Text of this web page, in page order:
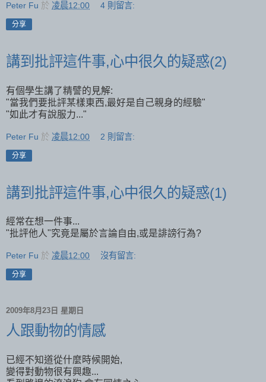
Peter Fu 於 凌晨12:00 4 則留言:
分享
講到批評這件事,心中很久的疑惑(2)
有個學生講了精譬的見解:
"當我們要批評某樣東西,最好是自己親身的經驗"
"如此才有說服力..."
Peter Fu 於 凌晨12:00 2 則留言:
分享
講到批評這件事,心中很久的疑惑(1)
經常在想一件事...
"批評他人"究竟是屬於言論自由,或是誹謗行為?
Peter Fu 於 凌晨12:00 沒有留言:
分享
2009年8月23日 星期日
人跟動物的情感
已經不知道從什麼時候開始,
變得對動物很有興趣...